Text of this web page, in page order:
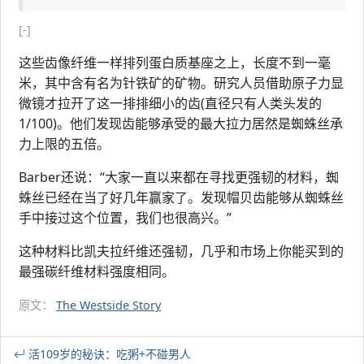
[-]
这些齿像纤维一样排列蛋白质基座之上，长度不到一毫
米，其中含有名为针铁矿的矿物。研究人员借助原子力显
微镜才拉开了这一排排细小的齿(直径只有人类头发的
1/100)。他们发现齿能够承受的最大拉力居然是蜘蛛丝承
力上限的五倍。
Barber还说：“大家一直以来都在寻找更强韧的材料，蜘
蛛丝已经在当了好几年赢家了。发现帽贝齿能够从蜘蛛丝
手中接过这个位置，我们也很高兴。”
这种材料比凯夫拉纤维还强韧，几乎和市场上你能买到的
最强碳纤维材料强度相同。
原文： The Westside Story
活109岁的秘诀：吃粥+不碰男人